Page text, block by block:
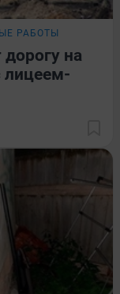
РАБОТЫ
на
лицеем-